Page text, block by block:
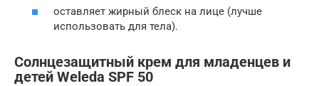
оставляет жирный блеск на лице (лучше
использовать для тела).
Солнцезащитный крем для младенцев и
детей Weleda SPF 50